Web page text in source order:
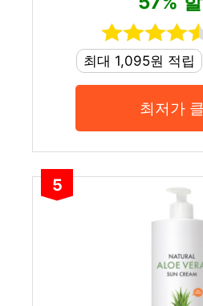
최대 1,095원 적립
최저가
5